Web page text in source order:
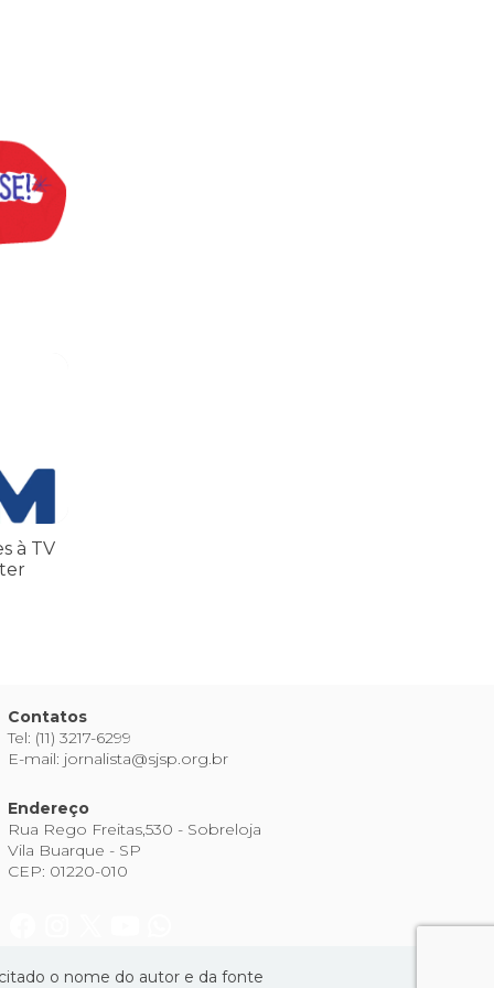
TEM, denunciada de cometer irregularidades
à TV
Contatos
Tel: (11) 3217-6299
E-mail: jornalista@sjsp.org.br
Endereço
Rua Rego Freitas,530 - Sobreloja
Vila Buarque - SP
CEP: 01220-010
o nome do autor e da fonte